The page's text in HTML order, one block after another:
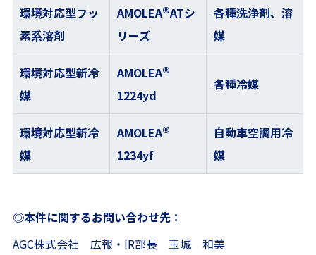
環境対応型フッ
素系溶剤
AMOLEA®ATシ
リーズ
各種洗浄剤、溶
媒
環境対応型新冷
媒
AMOLEA®
1224yd
各種冷媒
環境対応型新冷
媒
AMOLEA®
1234yf
自動車空調用冷
媒
◎本件に関するお問い合わせ先：
AGC株式会社 広報・IR部長 玉城 和美